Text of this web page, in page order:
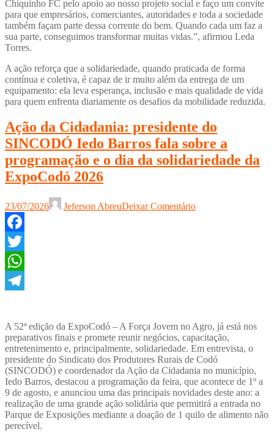
Chiquinho FC pelo apoio ao nosso projeto social e faço um convite
para que empresários, comerciantes, autoridades e toda a sociedade
também façam parte dessa corrente do bem. Quando cada um faz a
sua parte, conseguimos transformar muitas vidas.”, afirmou Leda
Torres.
A ação reforça que a solidariedade, quando praticada de forma
contínua e coletiva, é capaz de ir muito além da entrega de um
equipamento: ela leva esperança, inclusão e mais qualidade de vida
para quem enfrenta diariamente os desafios da mobilidade reduzida.
Ação da Cidadania: presidente do
SINCODÓ Iedo Barros fala sobre a
programação e o dia da solidariedade da
ExpoCodó 2026
23/07/2026 Jeferson AbreuDeixar Comentário
Facebook
Twitter
WhatsApp
A 52ª edição da ExpoCodó – A Força Jovem no Agro, já está nos
preparativos finais e promete reunir negócios, capacitação,
entretenimento e, principalmente, solidariedade. Em entrevista, o
presidente do Sindicato dos Produtores Rurais de Codó
(SINCODÓ) e coordenador da Ação da Cidadania no município,
Iedo Barros, destacou a programação da feira, que acontece de 1º a
9 de agosto, e anunciou uma das principais novidades deste ano: a
realização de uma grande ação solidária que permitirá a entrada no
Parque de Exposições mediante a doação de 1 quilo de alimento não
perecível.